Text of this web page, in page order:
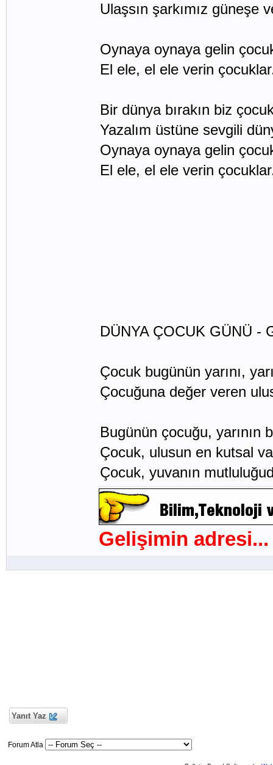
Ulaşsın şarkımız güneşe
Oynaya oynaya gelin
El ele, el ele verin
Bir dünya bırakın biz
Yazalım üstüne sevgili
Oynaya oynaya gelin
El ele, el ele verin
DÜNYA ÇOCUK GÜNÜ -
Çocuk bugünün yarını,
Çocuğuna değer veren
Bugünün çocuğu, yarının
Çocuk, ulusun en kutsal
Çocuk, yuvanın
Gelişimin adresi...
Yanıt Yaz
Forum Atla